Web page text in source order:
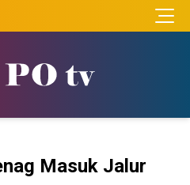
Masuk Jalur